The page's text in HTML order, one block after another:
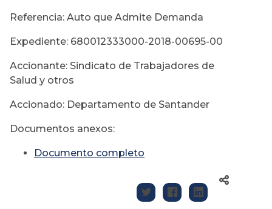
Referencia: Auto que Admite Demanda
Expediente: 680012333000-2018-00695-00
Accionante: Sindicato de Trabajadores de
Salud y otros
Accionado: Departamento de Santander
Documentos anexos:
Documento completo